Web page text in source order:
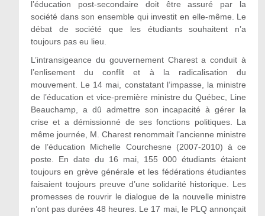
l’éducation post-secondaire doit être assuré par la
société dans son ensemble qui investit en elle-même. Le
débat de société que les étudiants souhaitent n’a
toujours pas eu lieu.
L’intransigeance du gouvernement Charest a conduit à
l’enlisement du conflit et à la radicalisation du
mouvement. Le 14 mai, constatant l’impasse, la ministre
de l’éducation et vice-première ministre du Québec, Line
Beauchamp, a dû admettre son incapacité à gérer la
crise et a démissionné de ses fonctions politiques. La
même journée, M. Charest renommait l’ancienne ministre
de l’éducation Michelle Courchesne (2007-2010) à ce
poste. En date du 16 mai, 155 000 étudiants étaient
toujours en grève générale et les fédérations étudiantes
faisaient toujours preuve d’une solidarité historique. Les
promesses de rouvrir le dialogue de la nouvelle ministre
n’ont pas durées 48 heures. Le 17 mai, le PLQ annonçait